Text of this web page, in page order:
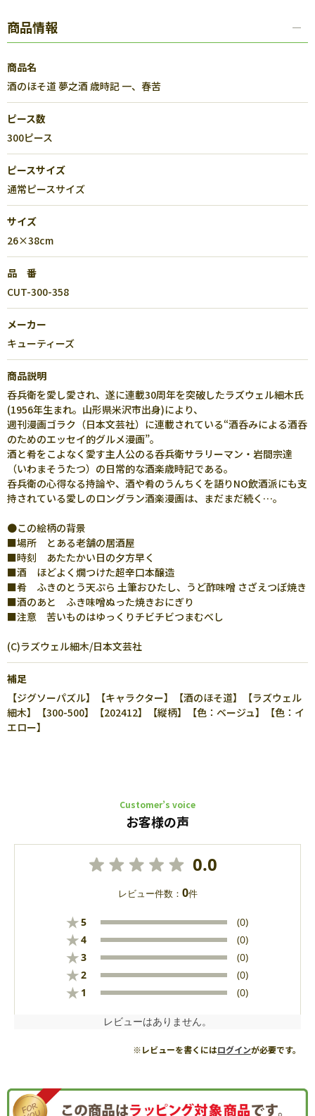
商品情報
商品名
酒のほそ道 夢之酒 歳時記 一、春苦
ピース数
300ピース
ピースサイズ
通常ピースサイズ
サイズ
26×38cm
品 番
CUT-300-358
メーカー
キューティーズ
商品説明
呑兵衛を愛し愛され、遂に連載30周年を突破したラズウェル細木氏
(1956年生まれ。山形県米沢市出身)により、
週刊漫画ゴラク（日本文芸社）に連載されている“酒呑みによる酒呑
のためのエッセイ的グルメ漫画”。
酒と肴をこよなく愛す主人公のる呑兵衛サラリーマン・岩間宗達
（いわまそうたつ）の日常的な酒楽歳時記である。
呑兵衛の心得なる持論や、酒や肴のうんちくを語りNO飲酒派にも支
持されている愛しのロングラン酒楽漫画は、まだまだ続く…。
●この絵柄の背景
■場所 とある老舗の居酒屋
■時刻 あたたかい日の夕方早く
■酒 ほどよく燗つけた超辛口本醸造
■肴 ふきのとう天ぷら 土筆おひたし、うど酢味噌 さざえつぼ焼き
■酒のあと ふき味噌ぬった焼きおにぎり
■注意 苦いものはゆっくりチビチビつまむべし
(C)ラズウェル細木/日本文芸社
補足
【ジグソーパズル】【キャラクター】【酒のほそ道】【ラズウェル
細木】【300-500】【202412】【縦柄】【色：ベージュ】【色：イ
エロー】
Customer’s voice
お客様の声
0.0
レビュー件数： 0件
★5 (0)
★4 (0)
★3 (0)
★2 (0)
★ 1 (0)
レビューはありません。
※レビューを書くにはログインが必要です。